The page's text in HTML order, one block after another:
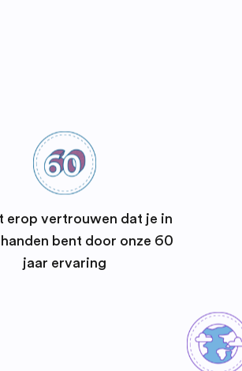
erop vertrouwen dat je in
bent door onze 60
jaar ervaring